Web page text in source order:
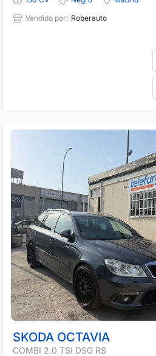
Vendido por: Roberauto
SKODA OCTAVIA
COMBI 2.0 TSI DSG RS